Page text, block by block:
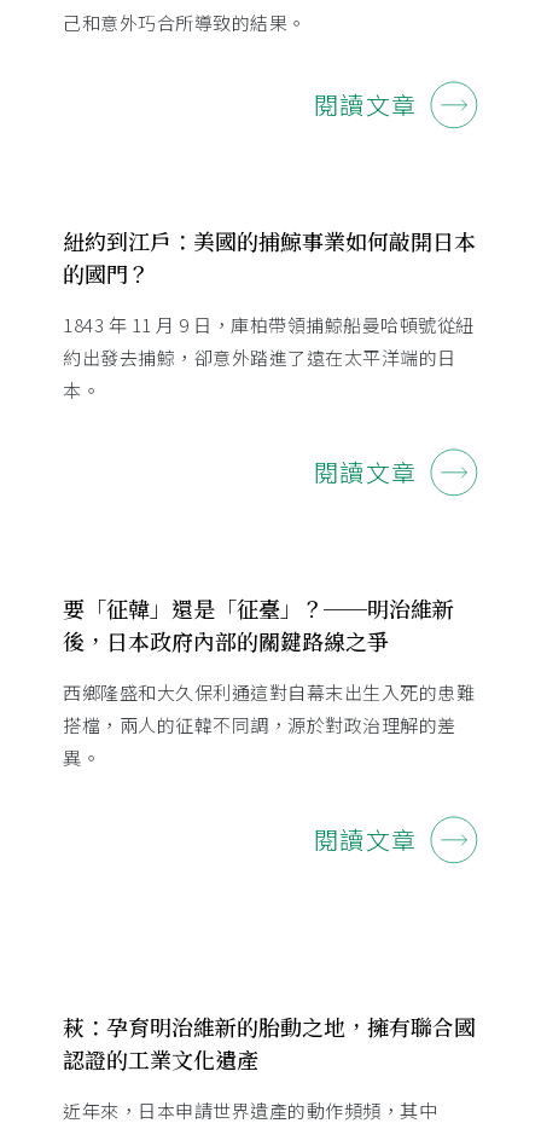
己和意外巧合所導致的結果。
閱讀文章
紐約到江戶：美國的捕鯨事業如何敲開日本
的國門？
1843 年 11 月 9 日，庫柏帶領捕鯨船曼哈頓號從紐
約出發去捕鯨，卻意外踏進了遠在太平洋端的日
本。
閱讀文章
要「征韓」還是「征臺」？──明治維新
後，日本政府內部的關鍵路線之爭
西鄉隆盛和大久保利通這對自幕末出生入死的患難
搭檔，兩人的征韓不同調，源於對政治理解的差
異。
閱讀文章
萩：孕育明治維新的胎動之地，擁有聯合國
認證的工業文化遺產
近年來，日本申請世界遺產的動作頻頻，其中